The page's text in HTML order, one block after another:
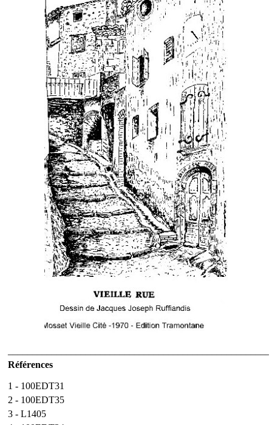
Références
1 - 100EDT31
2 - 100EDT35
3 - L1405